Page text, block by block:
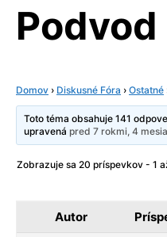
Podvod
Domov › Diskusné Fóra › Ostatné
Toto téma obsahuje 141
upravenápred 7 rokmi, 4
Zobrazuje sa 20 príspevkov - 1
Autor